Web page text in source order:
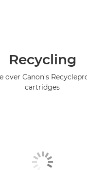
Recycling
over Canon's
cartridges